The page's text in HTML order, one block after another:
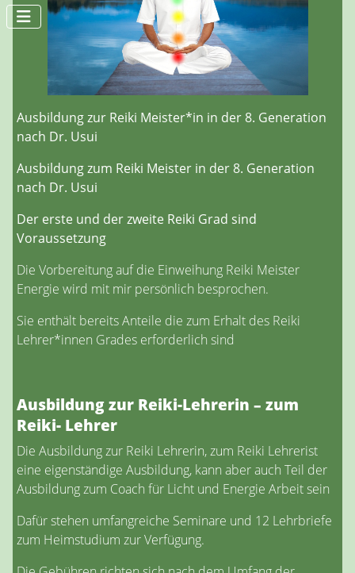
Ausbildung zur Reiki Meister*in in der 8. Generation
nach Dr. Usui
Ausbildung zum Reiki Meister in der 8. Generation
nach Dr. Usui
Der erste und der zweite Reiki Grad sind
Voraussetzung
Die Vorbereitung auf die Einweihung Reiki Meister
Energie wird mit mir persönlich besprochen.
Sie enthält bereits Anteile die zum Erhalt des Reiki
Lehrer*innen Grades erforderlich sind
Ausbildung zur Reiki-Lehrerin – zum
Reiki- Lehrer
Die Ausbildung zur Reiki Lehrerin, zum Reiki Lehrerist
eine eigenständige Ausbildung, kann aber auch Teil der
Ausbildung zum Coach für Licht und Energie Arbeit sein
Dafür stehen umfangreiche Seminare und 12 Lehrbriefe
zum Heimstudium zur Verfügung.